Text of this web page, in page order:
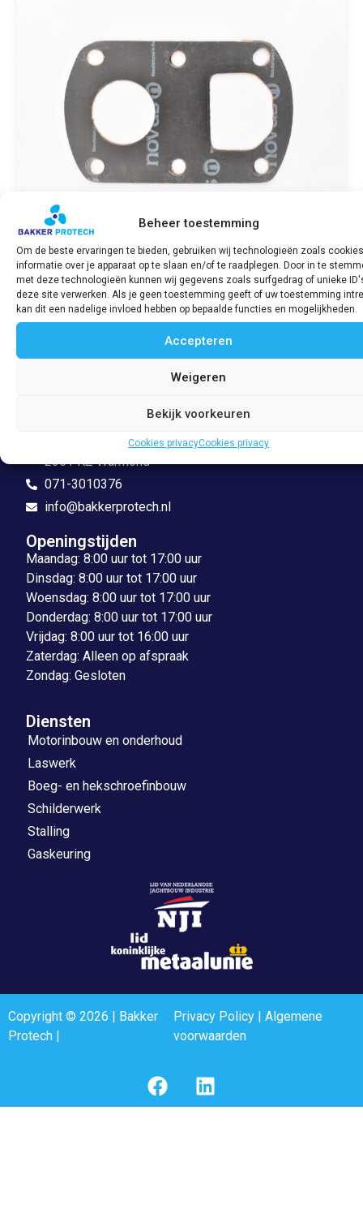
Beheer toestemming
Om de beste ervaringen te bieden, gebruiken wij technologieën zoals
informatie over je apparaat op te slaan en/of te raadplegen. Door in te
met deze technologieën kunnen wij gegevens zoals surfgedrag of unieke
deze site verwerken. Als je geen toestemming geeft of uw toestemming
kan dit een nadelige invloed hebben op bepaalde functies en mogelijkheden.
Accepteren
Weigeren
Bekijk voorkeuren
Cookies privacyCookies privacy
Uitlaatdemper pakking / Silencer cover
gasket 2G/2J
€46,71 incl. BTW
2361 KZ Warmond
071-3010376
info@bakkerprotech.nl
Openingstijden
Maandag: 8:00 uur tot 17:00 uur
Dinsdag: 8:00 uur tot 17:00 uur
Woensdag: 8:00 uur tot 17:00 uur
Donderdag: 8:00 uur tot 17:00 uur
Vrijdag: 8:00 uur tot 16:00 uur
Zaterdag: Alleen op afspraak
Zondag: Gesloten
Diensten
Motorinbouw en onderhoud
Laswerk
Boeg- en hekschroefinbouw
Schilderwerk
Stalling
Gaskeuring
Copyright © 2026 | Bakker
Protech |
Privacy Policy| Algemene
voorwaarden